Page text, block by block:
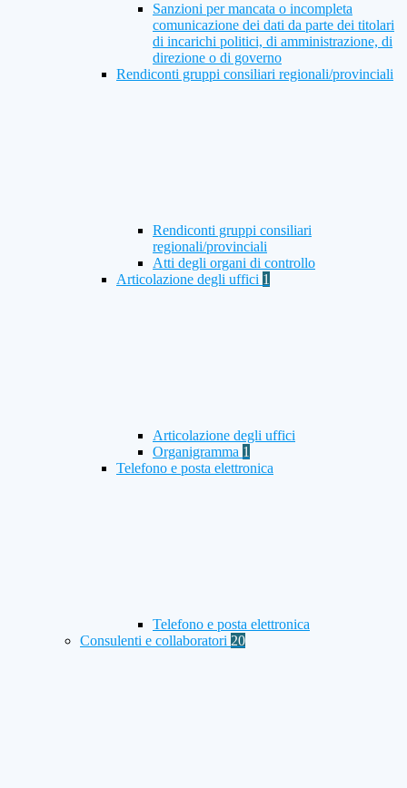
Sanzioni per mancata o incompleta
comunicazione dei dati da parte dei titolari
di incarichi politici, di amministrazione, di
direzione o di governo
Rendiconti gruppi consiliari regionali/provinciali
Rendiconti gruppi consiliari
regionali/provinciali
Atti degli organi di controllo
Articolazione degli uffici 1
Articolazione degli uffici
Organigramma 1
Telefono e posta elettronica
Telefono e posta elettronica
Consulenti e collaboratori 20